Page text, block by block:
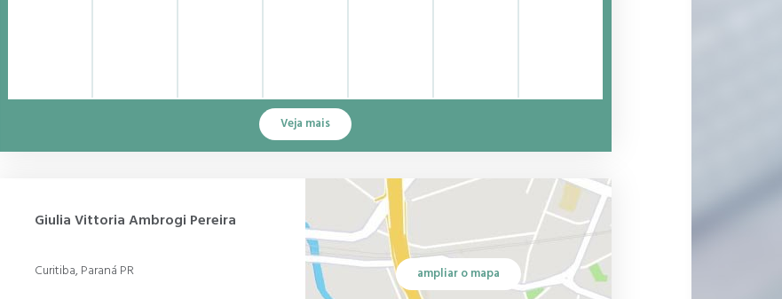
Veja mais
Giulia Vittoria Ambrogi Pereira
Curitiba, Paraná PR ampliar o mapa